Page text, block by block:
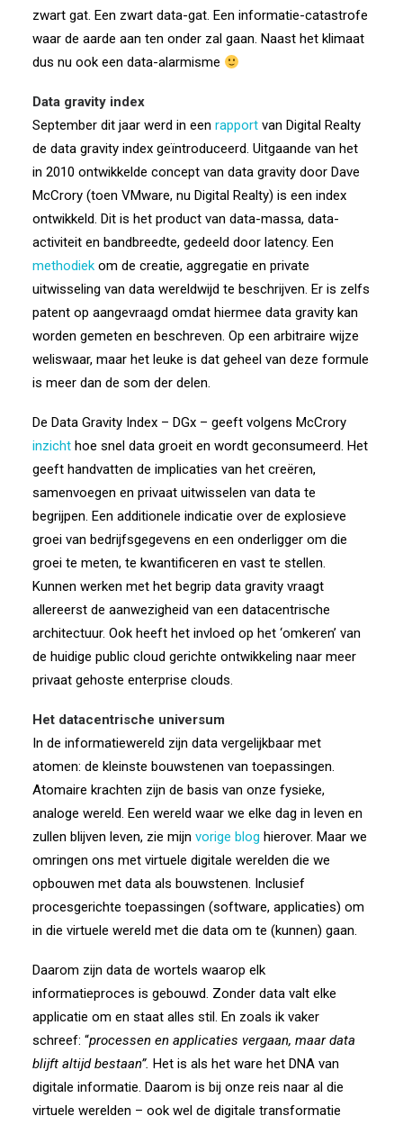
zwart gat. Een zwart data-gat. Een informatie-catastrofe
waar de aarde aan ten onder zal gaan. Naast het klimaat
dus nu ook een data-alarmisme
Data gravity index
September dit jaar werd in een rapport van Digital Realty
de data gravity index geïntroduceerd. Uitgaande van het
in 2010 ontwikkelde concept van data gravity door Dave
McCrory (toen VMware, nu Digital Realty) is een index
ontwikkeld. Dit is het product van data-massa, data-
activiteit en bandbreedte, gedeeld door latency. Een
methodiek om de creatie, aggregatie en private
uitwisseling van data wereldwijd te beschrijven. Er is zelfs
patent op aangevraagd omdat hiermee data gravity kan
worden gemeten en beschreven. Op een arbitraire wijze
weliswaar, maar het leuke is dat geheel van deze formule
is meer dan de som der delen.
De Data Gravity Index – DGx – geeft volgens McCrory
inzicht hoe snel data groeit en wordt geconsumeerd. Het
geeft handvatten de implicaties van het creëren,
samenvoegen en privaat uitwisselen van data te
begrijpen. Een additionele indicatie over de explosieve
groei van bedrijfsgegevens en een onderligger om die
groei te meten, te kwantificeren en vast te stellen.
Kunnen werken met het begrip data gravity vraagt
allereerst de aanwezigheid van een datacentrische
architectuur. Ook heeft het invloed op het ‘omkeren’ van
de huidige public cloud gerichte ontwikkeling naar meer
privaat gehoste enterprise clouds.
Het datacentrische universum
In de informatiewereld zijn data vergelijkbaar met
atomen: de kleinste bouwstenen van toepassingen.
Atomaire krachten zijn de basis van onze fysieke,
analoge wereld. Een wereld waar we elke dag in leven en
zullen blijven leven, zie mijn vorige blog hierover. Maar we
omringen ons met virtuele digitale werelden die we
opbouwen met data als bouwstenen. Inclusief
procesgerichte toepassingen (software, applicaties) om
in die virtuele wereld met die data om te (kunnen) gaan.
Daarom zijn data de wortels waarop elk
informatieproces is gebouwd. Zonder data valt elke
applicatie om en staat alles stil. En zoals ik vaker
schreef: “processen en applicaties vergaan, maar data
blijft altijd bestaan”. Het is als het ware het DNA van
digitale informatie. Daarom is bij onze reis naar al die
virtuele werelden – ook wel de digitale transformatie